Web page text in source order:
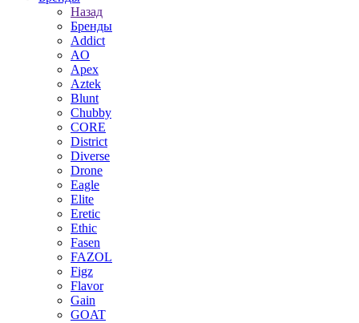
Назад
Бренды
Addict
AO
Apex
Aztek
Blunt
Chubby
CORE
District
Diverse
Drone
Eagle
Elite
Eretic
Ethic
Fasen
FAZOL
Figz
Flavor
Gain
GOAT